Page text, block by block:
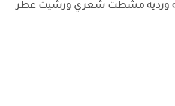
ورديه مشطت شعري ورشيت عطر